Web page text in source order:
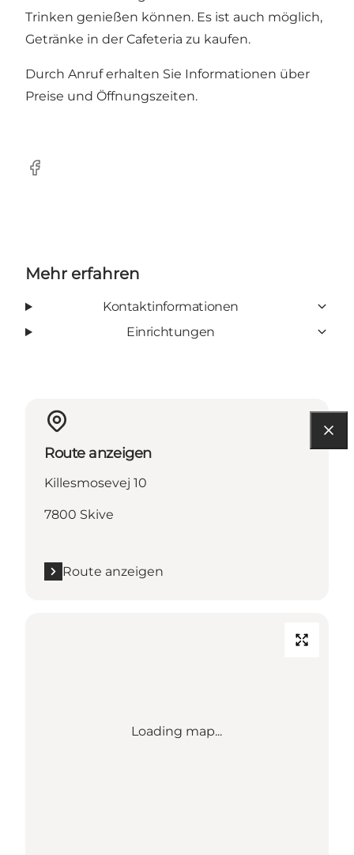
Trinken genießen können. Es ist auch möglich,
Getränke in der Cafeteria zu kaufen.
Durch Anruf erhalten Sie Informationen über
Preise und Öffnungszeiten.
Facebook
Mehr erfahren
Kontaktinformationen
Einrichtungen
Route anzeigen
Killesmosevej 10
7800 Skive
Route anzeigen
Loading map...